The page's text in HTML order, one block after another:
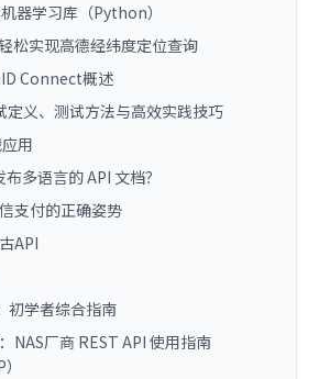
器学习库（Python）
松实现高德经纬度定位查询
Connect概述
定义、测试方法与高效实践技巧
用
多语言的 API 文档？
支付的正确姿势
API
初学者综合指南
NAS厂商 REST API 使用指南